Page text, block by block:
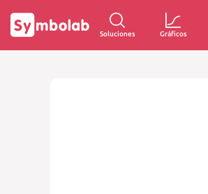
Soluciones Gráficos